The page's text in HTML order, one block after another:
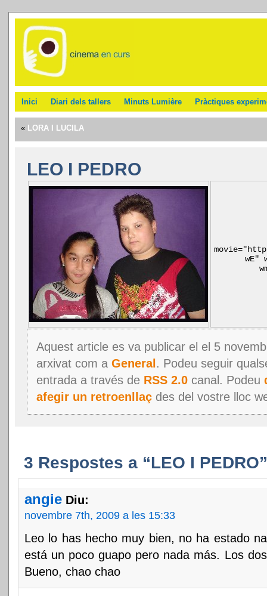
Inici Diari dels tallers Minuts Lumière Pràctiques
« LORA I LUCILA
LEO I PEDRO
wE"
Aquest article es va publicar el el 5
arxivat com a General . Podeu seguir
entrada a través de RSS 2.0 canal. Podeu
afegir un retroenllaç des del vostre lloc
3 Respostes a “LEO I PEDRO”
angie Diu:
novembre 7th, 2009 a les 15:33
Leo lo has hecho muy bien, no ha estado
está un poco guapo pero nada más. Los
Bueno, chao chao